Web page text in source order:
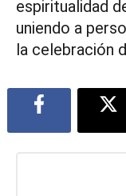
espiritualidad
uniendo a
la celebración